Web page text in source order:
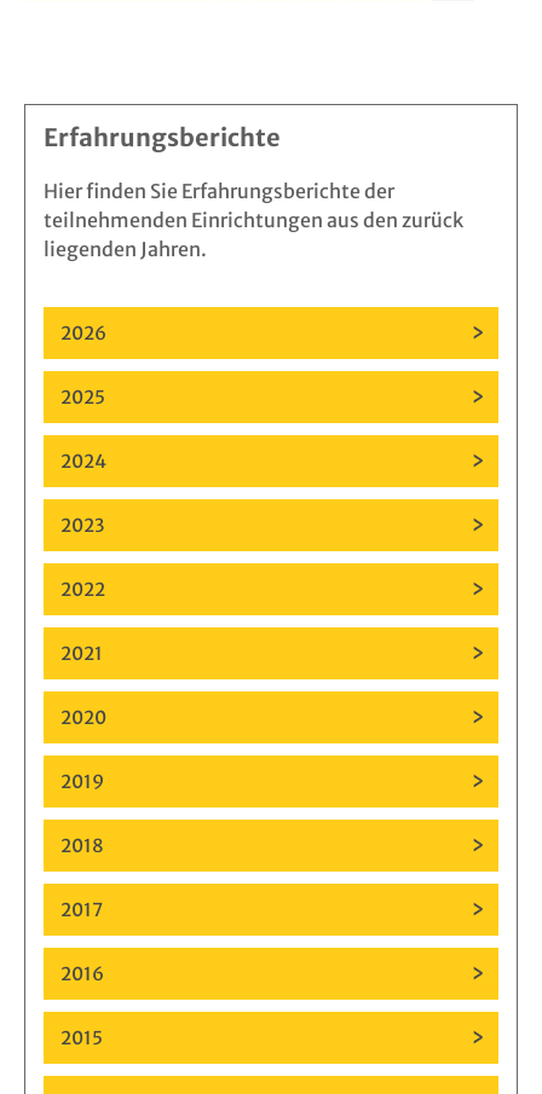
Erfahrungsberichte
Hier finden Sie Erfahrungsberichte der
teilnehmenden Einrichtungen aus den zurück
liegenden Jahren.
2026
2025
2024
2023
2022
2021
2020
2019
2018
2017
2016
2015